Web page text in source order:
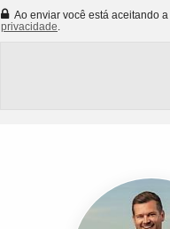
Ao enviar você está aceitando a
privacidade.